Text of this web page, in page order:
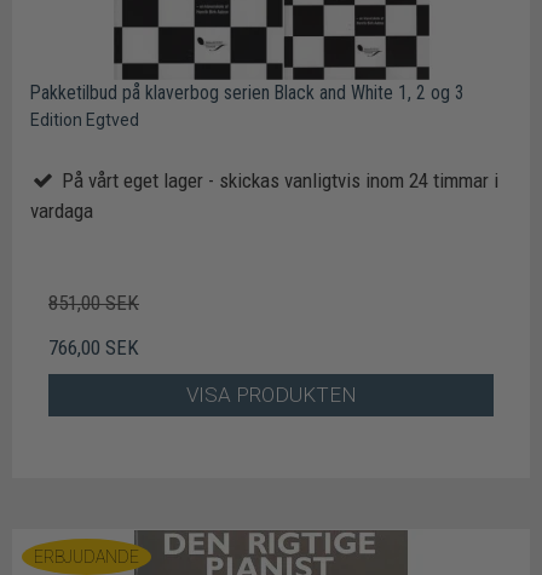
Pakketilbud på klaverbog serien Black and White 1, 2 og 3
Edition Egtved
På vårt eget lager - skickas vanligtvis inom 24 timmar i
vardaga
851,00 SEK
766,00 SEK
VISA PRODUKTEN
ERBJUDANDE